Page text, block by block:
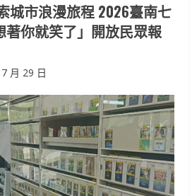
城市浪漫旅程 2026臺南七
著你就笑了」開放民眾報
月 29 日